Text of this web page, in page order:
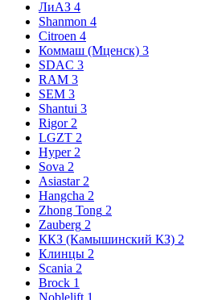
ЛиАЗ 4
Shanmon 4
Citroen 4
Коммаш (Мценск) 3
SDAC 3
RAM 3
SEM 3
Shantui 3
Rigor 2
LGZT 2
Hyper 2
Sova 2
Asiastar 2
Hangcha 2
Zhong Tong 2
Zauberg 2
ККЗ (Камышинский КЗ) 2
Клинцы 2
Scania 2
Brock 1
Noblelift 1